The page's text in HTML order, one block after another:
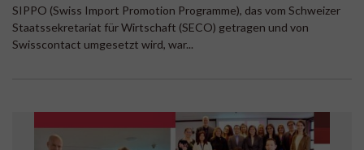
SIPPO (Swiss Import Promotion Programme), das vom Schweizer
Staatssekretariat für Wirtschaft (SECO) getragen und von
Swisscontact umgesetzt wird, war...